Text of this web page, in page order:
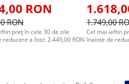
RON
RON
preț în cele 30 de zile
reducere a fost: 2.449,00 RON
1.749,00
Cel mai ieftin
înainte de